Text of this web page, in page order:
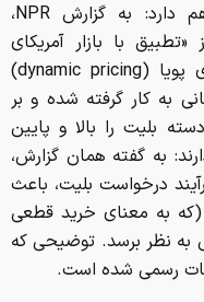
فیفا برای این موضوع توضیحی هم دارد: به گزارش NPR،
«تطبیق با بازار آمریکای
شمالی» و سیستم جدید قیمت‌گذاری پویا (dynamic pricing)
به کار گرفته شده و بر
بلیت را بالا و پایین
به گفته همان گزارش،
درخواست بلیت، باعث
(که به معنای خرید قطعی
به نظر برسد. توضیحی که
رسمی شده است.